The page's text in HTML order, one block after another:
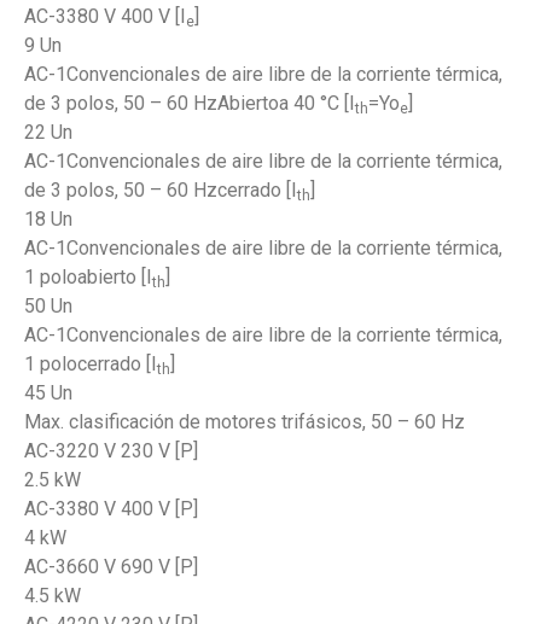
AC-3380 V 400 V [I e
9 Un
AC-1Convencionales de aire libre de la corriente térmica,
de 3 polos, 50 – 60 HzAbiertoa 40 °C [Ith=Yoe
22 Un
AC-1Convencionales de aire libre de la corriente térmica,
de 3 polos, 50 – 60 Hzcerrado [Ith
18 Un
AC-1Convencionales de aire libre de la corriente térmica,
1 poloabierto [Ith
50 Un
AC-1Convencionales de aire libre de la corriente térmica,
1 polocerrado [Ith
45 Un
Max. clasificación de motores trifásicos, 50 – 60 Hz
AC-3220 V 230 V [P]
2.5 kW
AC-3380 V 400 V [P]
4 kW
AC-3660 V 690 V [P]
4.5 kW